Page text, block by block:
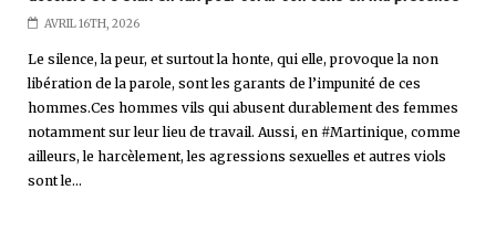
AVRIL 16TH, 2026
Le silence, la peur, et surtout la honte, qui elle, provoque la non
libération de la parole, sont les garants de l’impunité de ces
hommes.Ces hommes vils qui abusent durablement des femmes
notamment sur leur lieu de travail. Aussi, en #Martinique, comme
ailleurs, le harcèlement, les agressions sexuelles et autres viols
sont le...